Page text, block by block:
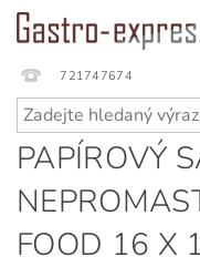
721747674
PAPÍROVÝ
FOOD 16 X